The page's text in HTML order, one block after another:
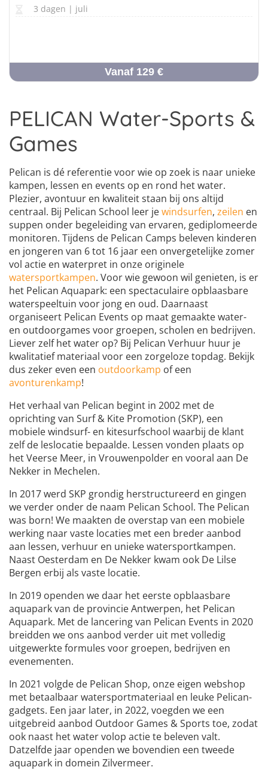
3 dagen | juli
Vanaf 129 €
PELICAN Water-Sports &
Games
Pelican is dé referentie voor wie op zoek is naar unieke
kampen, lessen en events op en rond het water.
Plezier, avontuur en kwaliteit staan bij ons altijd
centraal. Bij Pelican School leer jewindsurfen, zeilen en
suppen onder begeleiding van ervaren, gediplomeerde
monitoren. Tijdens de Pelican Camps beleven kinderen
en jongeren van 6 tot 16 jaar een onvergetelijke zomer
vol actie en waterpret in onze originele
watersportkampen. Voor wie gewoon wil genieten, is er
het Pelican Aquapark: een spectaculaire opblaasbare
waterspeeltuin voor jong en oud. Daarnaast
organiseert Pelican Events op maat gemaakte water-
en outdoorgames voor groepen, scholen en bedrijven.
Liever zelf het water op? Bij Pelican Verhuur huur je
kwalitatief materiaal voor een zorgeloze topdag. Bekijk
dus zeker even een outdoorkamp of een
avonturenkamp!
Het verhaal van Pelican begint in 2002 met de
oprichting van Surf & Kite Promotion (SKP), een
mobiele windsurf- en kitesurfschool waarbij de klant
zelf de leslocatie bepaalde. Lessen vonden plaats op
het Veerse Meer, in Vrouwenpolder en vooral aan De
Nekker in Mechelen.
In 2017 werd SKP grondig herstructureerd en gingen
we verder onder de naam Pelican School. The Pelican
was born! We maakten de overstap van een mobiele
werking naar vaste locaties met een breder aanbod
aan lessen, verhuur en unieke watersportkampen.
Naast Oesterdam en De Nekker kwam ook De Lilse
Bergen erbij als vaste locatie.
In 2019 openden we daar het eerste opblaasbare
aquapark van de provincie Antwerpen, het Pelican
Aquapark. Met de lancering van Pelican Events in 2020
breidden we ons aanbod verder uit met volledig
uitgewerkte formules voor groepen, bedrijven en
evenementen.
In 2021 volgde de Pelican Shop, onze eigen webshop
met betaalbaar watersportmateriaal en leuke Pelican-
gadgets. Een jaar later, in 2022, voegden we een
uitgebreid aanbod Outdoor Games & Sports toe, zodat
ook naast het water volop actie te beleven valt.
Datzelfde jaar openden we bovendien een tweede
aquapark in domein Zilvermeer.